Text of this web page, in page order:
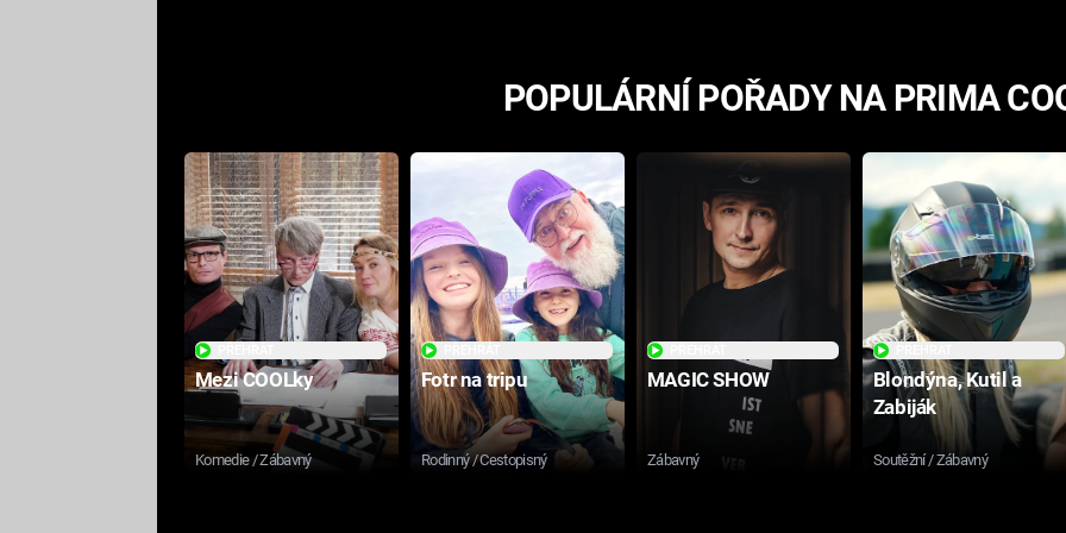
POPULÁRNÍ POŘADY NA PRIMA
Mezi COOLky
Komedie / Zábavný
Fotr na tripu
Rodinný / Cestopisný
MAGIC SHOW
Zábavný
Blondýna, Kutil a
Zabiják
Soutěžní / Zábavný